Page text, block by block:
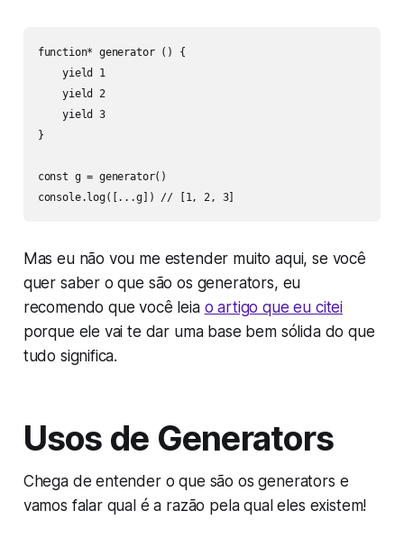
function* generator () {
    yield 1
    yield 2
    yield 3
}
const g = generator()
console.log([...g]) // [1, 2, 3]
Mas eu não vou me estender muito aqui, se você
quer saber o que são os generators, eu
recomendo que você leia o artigo que eu citei
porque ele vai te dar uma base bem sólida do que
tudo significa.
Usos de Generators
Chega de entender o que são os generators e
vamos falar qual é a razão pela qual eles existem!